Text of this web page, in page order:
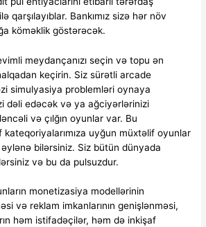
qarşılayıblar. Bankımız sizə hər növ
köməklik göstərəcək.
meydançanızı seçin və topu ən
keçirin. Siz sürətli arcade
simulyasiya problemləri oynaya
dəli edəcək və ya ağciyərlərinizi
və çılğın oyunlar var. Bu
uyğun müxtəlif oyunlar
bilərsiniz. Siz bütün dünyada
və bu da pulsuzdur.
monetizasiya modellərinin
və reklam imkanlarının genişlənməsi,
həm istifadəçilər, həm də inkişaf